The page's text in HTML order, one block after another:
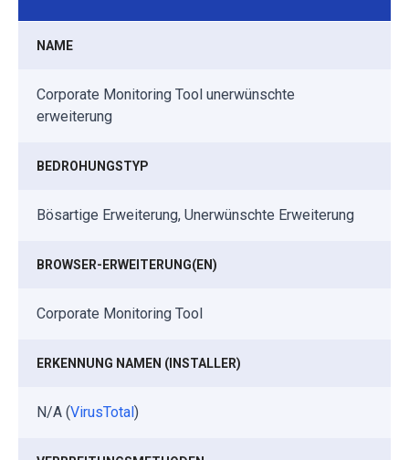
NAME
Corporate Monitoring Tool unerwünschte
erweiterung
BEDROHUNGSTYP
Bösartige Erweiterung, Unerwünschte Erweiterung
BROWSER-ERWEITERUNG(EN)
Corporate Monitoring Tool
ERKENNUNG NAMEN (INSTALLER)
N/A (VirusTotal)